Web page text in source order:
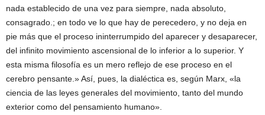
nada establecido de una vez para siempre, nada absoluto,
consagrado.; en todo ve lo que hay de perecedero, y no deja en
pie más que el proceso ininterrumpido del aparecer y desaparecer,
del infinito movimiento ascensional de lo inferior a lo superior. Y
esta misma filosofía es un mero reflejo de ese proceso en el
cerebro pensante.» Así, pues, la dialéctica es, según Marx, «la
ciencia de las leyes generales del movimiento, tanto del mundo
exterior como del pensamiento humano».